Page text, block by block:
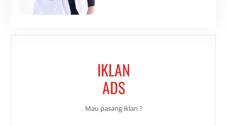
IKLAN
ADS
Mau pasang iklan ?